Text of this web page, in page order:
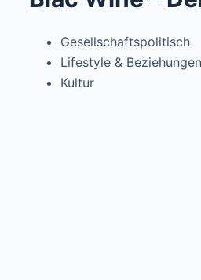
Gesellschaftspolitisch
Lifestyle & Beziehungen
Kultur